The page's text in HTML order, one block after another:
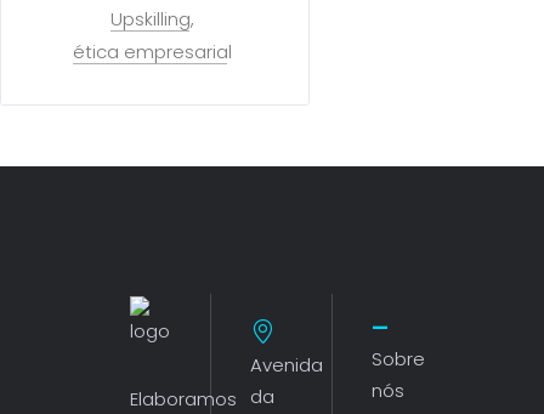
Upskilling
ética empresarial
Elaboramos
Avenida
da
Sobre
nós